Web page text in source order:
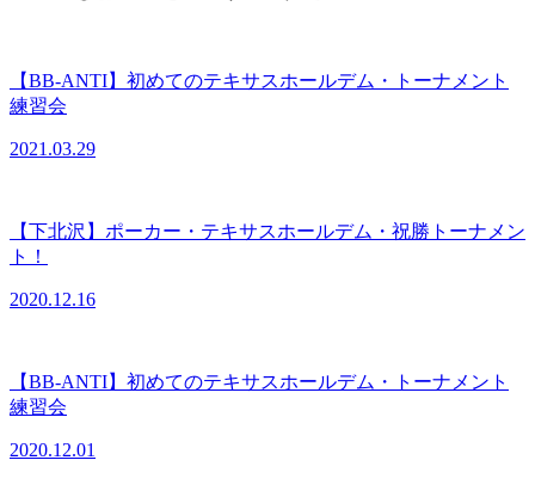
【BB-ANTI】初めてのテキサスホールデム・トーナメント
練習会
2021.03.29
【下北沢】ポーカー・テキサスホールデム・祝勝トーナメン
ト！
2020.12.16
【BB-ANTI】初めてのテキサスホールデム・トーナメント
練習会
2020.12.01